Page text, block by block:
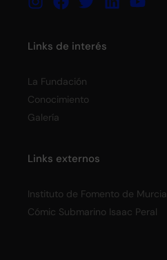
Links de interés
La Fundación
Conocimiento
Galería
Links externos
Instituto de Fomento de Murcia
Cómic Submarino Isaac Peral